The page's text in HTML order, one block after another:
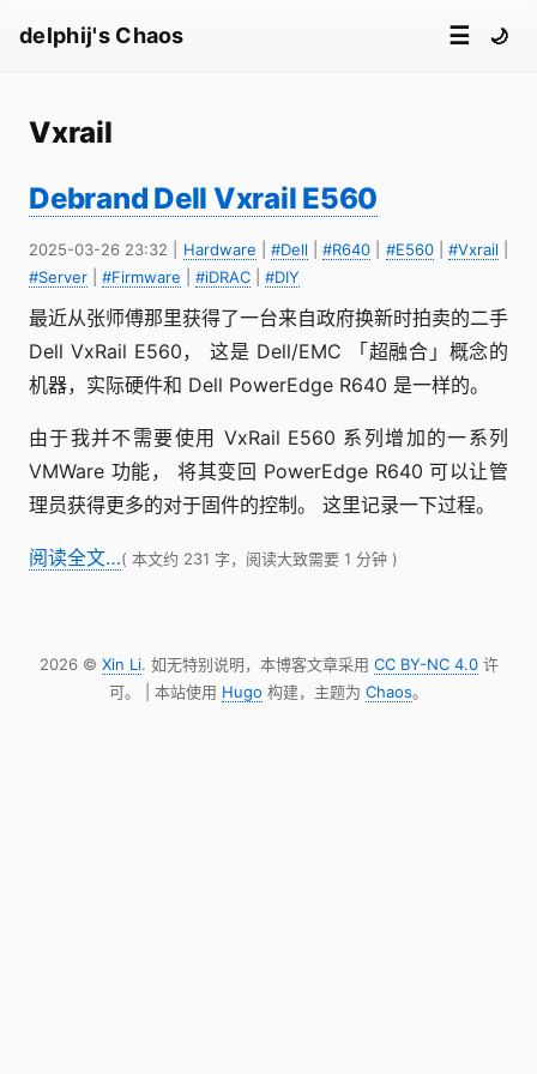
delphij's Chaos ☰ 🌙
Vxrail
Debrand Dell Vxrail E560
2025-03-26 23:32 Hardware #Dell |#R640 #E560| #Vxrail
#Server
#Firmware #iDRAC #DIY
最近从张师傅那里获得了一台来自政府换新时拍卖的二手
Dell VxRail E560， 这是 Dell/EMC 「超融合」概念的
机器，实际硬件和 Dell PowerEdge R640 是一样的。
由于我并不需要使用 VxRail E560 系列增加的一系列
VMWare 功能， 将其变回 PowerEdge R640 可以让管
理员获得更多的对于固件的控制。 这里记录一下过程。
阅读全文…( 本文约 231 字，阅读大致需要 1 分钟 )
2026 © Xin Li. 如无特别说明，本博客文章采用 CC BY-NC 4.0许
可。 | 本站使用 Hugo 构建，主题为 Chaos。